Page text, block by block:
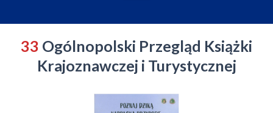
33 Ogólnopolski Przegląd Książki
Krajoznawczej i Turystycznej